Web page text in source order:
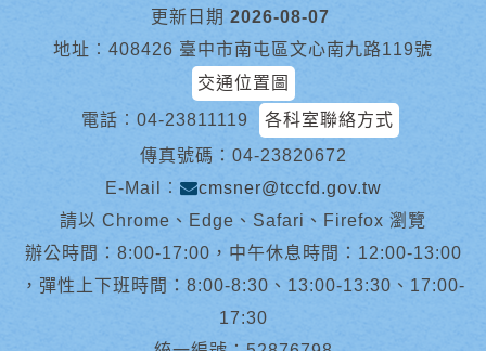
更新日期 2026-08-07
地址︰408426 臺中市南屯區文心南九路119號
交通位置圖
電話︰ 04-23811119
各科室聯絡方式
傳真號碼：04-23820672
E-Mail︰
cmsner@tccfd.gov.tw
請以 Chrome、Edge、Safari、Firefox 瀏覽
辦公時間：8:00-17:00，中午休息時間：12:00-13:00
，彈性上下班時間：8:00-8:30、13:00-13:30、17:00-
17:30